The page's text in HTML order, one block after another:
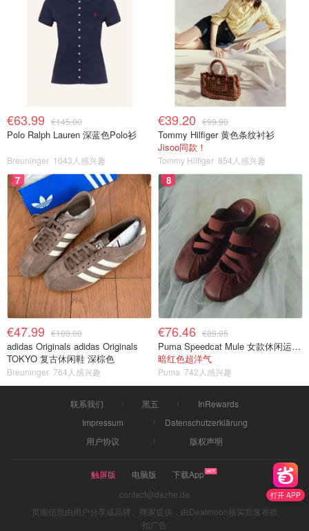
打开 APP
€63.99 €145.00
Polo Ralph Lauren 深蓝色Polo衫
Breuninger 1043人感兴趣
€39.20 €99.90
Tommy Hilfiger 黄色条纹衬衫
Jisoo同款！
Tommy Hilfiger 854人感兴趣
7
€47.99 €100.00
adidas Originals adidas Originals
TOKYO 复古休闲鞋 深棕色
Breuninger 764人感兴趣
8
€76.46 €89.95
Puma Speedcat Mule 女款休闲运动鞋
暗红色超洋气
Puma 742人感兴趣
联系我们 黑五
InRewards
Impressum
Datenschutzerklärung
用户协议
版权声明
触屏版 电脑版
下载App
contact@dazhe.de
页面信息由用户分享或品牌、商家提供，由Dealmoon核实后发布折
扣广告